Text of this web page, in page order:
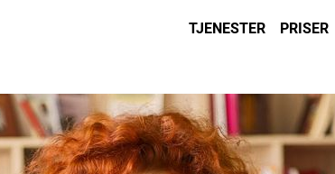
TJENESTER PRISER